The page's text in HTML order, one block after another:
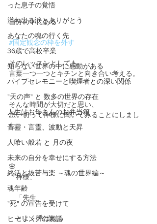
った息子の覚悟
溢れ出る涙とありがとう
あなたの魂の行く先
36歳で高校卒業
知らない世界の中に感動がある
パイプセレモニーと喫煙者との深い関係
"天の声" と 数多の世界の存在
人生はお母さんのお弁当箱
音靈・言靈、波動と天昇
人喰い般若 と 月の夜
未来の自分を幸せにする方法
終活と抜苦与楽 ～魂の世界編～
魂年齢
"死" の宣告を受けて
ヒーリングの裏話
自分の中にある
#固定観念の枠を外す
そのレッスンとしても
言葉一つ一つとキチンと向き合い考える。
そんな時間が大切だと思い、
思い切って神様に聞いてみることにしまし
た。
🌸
『神様、
「先生」
とよく呼ばれる